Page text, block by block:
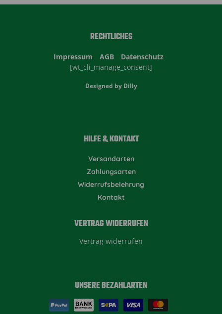
RECHTLICHES
Impressum AGB
Datenschutz
[wt_cli_manage_consent]
Designed by Dilly
HILFE & KONTAKT
Versandarten
Zahlungsarten
Widerrufsbelehrung
Kontakt
VERTRAG WIDERRUFEN
Vertrag widerrufen
UNSERE BEZAHLARTEN